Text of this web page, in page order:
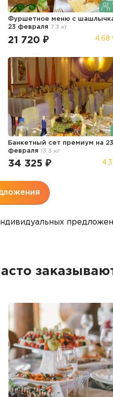
Фуршетное меню с
23 февраля
7.3 кг
21 720 ₽ 4.68
Банкетный сет премиум на 23
февраля 13.3 кг
34 325 ₽ 4.31